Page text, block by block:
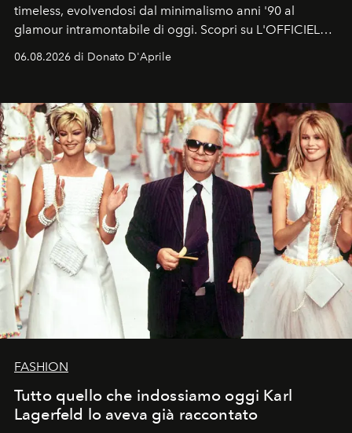
timeless, evolvendosi dal minimalismo anni '90 al
glamour intramontabile di oggi. Scopri su L'OFFICIEL
06.08.2026 di Donato D'Aprile
FASHION
Tutto quello che indossiamo oggi Karl
Lagerfeld lo aveva già raccontato